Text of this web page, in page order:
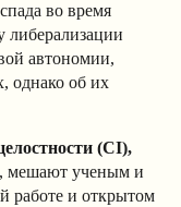
во время
автономии,
однако об их
(CI),
мешают ученым и
работе и открытом